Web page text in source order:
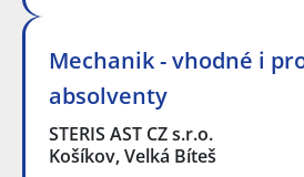
Mechanik - vhodné i
absolventy
STERIS AST CZ s.r.o.
Košíkov, Velká Bíteš